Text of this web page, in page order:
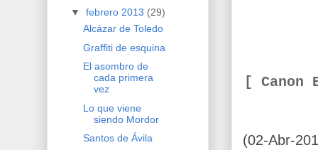
[ Canon
(02-Abr-
▼ febrero 2013 (29)
Alcázar de Toledo
Graffiti de esquina
El asombro de
cada primera
vez
Lo que viene
siendo Mordor
Santos de Ávila